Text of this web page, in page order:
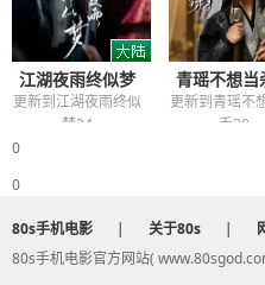
江湖夜雨终似梦
更新到江湖夜雨终似
梦24
青瑶不想当
更新到青瑶不
手30
0
0
80s手机电影 | 关于80s |
80s手机电影官方网站(